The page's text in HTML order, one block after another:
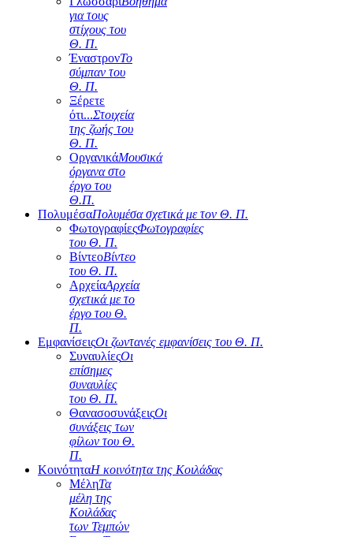
για τους
στίχους του
Θ. Π.
ΈναστρονΤο
σύμπαν του
Θ. Π.
Ξέρετε
ότι...Στοιχεία
της ζωής του
Θ. Π.
ΟργανικάΜουσικά
όργανα στο
έργο του
Θ.Π.
ΠολυμέσαΠολυμέσα σχετικά με τον Θ. Π.
ΦωτογραφίεςΦωτογραφίες
του Θ. Π.
ΒίντεοΒίντεο
του Θ. Π.
ΑρχείαΑρχεία
σχετικά με το
έργο του Θ.
Π.
ΕμφανίσειςΟι ζωντανές εμφανίσεις του Θ. Π.
ΣυναυλίεςΟι
επίσημες
συναυλίες
του Θ. Π.
ΘανασοσυνάξειςΟι
συνάξεις των
φίλων του Θ.
Π.
ΚοινότηταΗ κοινότητα της Κοιλάδας
ΜέληΤα
μέλη της
Κοιλάδας
των Τεμπών